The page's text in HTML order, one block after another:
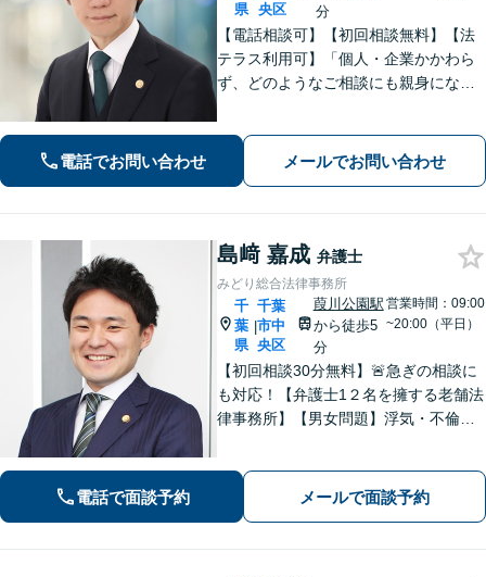
県 央区
分
【電話相談可】【初回相談無料】【法
テラス利用可】「個人・企業かかわら
ず、どのようなご相談にも親身になっ
幅広くサポート。【夜間・休日面談
可】【完全個室】【本千葉駅徒歩３
電話でお問い合わせ メールでお問い合わせ
島﨑 嘉成 弁護士
みどり総合法律事務所
千
葉
県
|
千葉
市中
央区
葭川公園駅
から徒歩5
分
営業時間：09:00
~20:00（平日）
【初回相談30分無料】🚨急ぎの相談に
も対応！【弁護士1２名を擁する老舗法
律事務所】【男女問題】浮気・不倫の
【債権回収】売掛金の回収はお任せ
【葭川公園駅5分／千葉中央駅10分】
電話で面談予約 メールで面談予約